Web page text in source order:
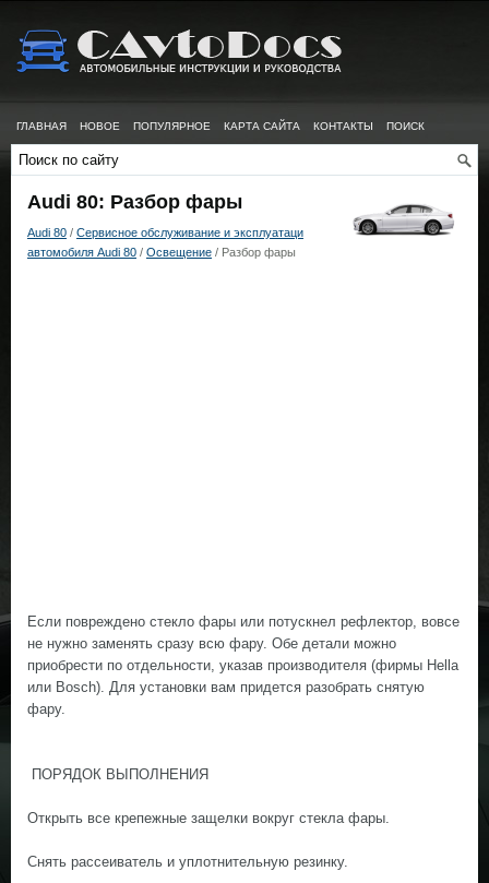
ГЛАВНАЯ НОВОЕ ПОПУЛЯРНОЕ КАРТА САЙТА КОНТАКТЫ ПОИСК
Audi 80: Разбор фары
Audi 80 / Сервисное обслуживание и эксплуатаци
автомобиля Audi 80 / Освещение / Разбор фары
Если повреждено стекло фары или потускнел рефлектор, вовсе
не нужно заменять сразу всю фару. Обе детали можно
приобрести по отдельности, указав производителя (фирмы Hella
или Bosch). Для установки вам придется разобрать снятую
фару.
ПОРЯДОК ВЫПОЛНЕНИЯ
Открыть все крепежные защелки вокруг стекла фары.
Снять рассеиватель и уплотнительную резинку.